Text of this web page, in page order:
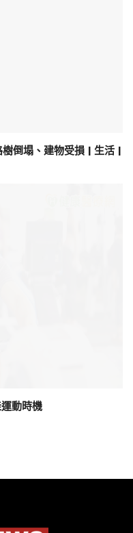
倒塌、建物受損 | 生活 |
動時機